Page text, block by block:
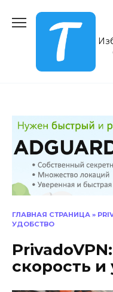
содержанию
ГЛАВНАЯ СТРАНИЦА »
УДОБСТВО
скорость и